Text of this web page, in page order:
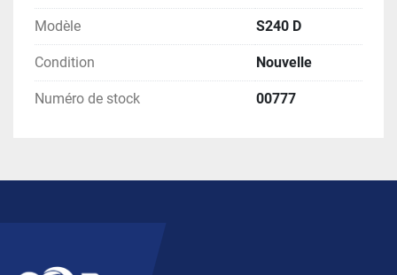
Modèle S240 D
Condition Nouvelle
Numéro de stock 00777